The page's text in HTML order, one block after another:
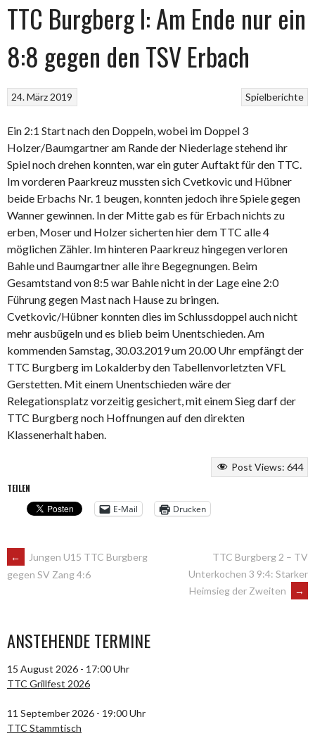
TTC Burgberg I: Am Ende nur ein
8:8 gegen den TSV Erbach
Spielberichte
24. März 2019
Ein 2:1 Start nach den Doppeln, wobei im Doppel 3
Holzer/Baumgartner am Rande der Niederlage stehend ihr
Spiel noch drehen konnten, war ein guter Auftakt für den TTC.
Im vorderen Paarkreuz mussten sich Cvetkovic und Hübner
beide Erbachs Nr. 1 beugen, konnten jedoch ihre Spiele gegen
Wanner gewinnen. In der Mitte gab es für Erbach nichts zu
erben, Moser und Holzer sicherten hier dem TTC alle 4
möglichen Zähler. Im hinteren Paarkreuz hingegen verloren
Bahle und Baumgartner alle ihre Begegnungen. Beim
Gesamtstand von 8:5 war Bahle nicht in der Lage eine 2:0
Führung gegen Mast nach Hause zu bringen.
Cvetkovic/Hübner konnten dies im Schlussdoppel auch nicht
mehr ausbügeln und es blieb beim Unentschieden. Am
kommenden Samstag, 30.03.2019 um 20.00 Uhr empfängt der
TTC Burgberg im Lokalderby den Tabellenvorletzten VFL
Gerstetten. Mit einem Unentschieden wäre der
Relegationsplatz vorzeitig gesichert, mit einem Sieg darf der
TTC Burgberg noch Hoffnungen auf den direkten
Klassenerhalt haben.
Post Views: 644
TEILEN
E-Mail
Drucken
ARTIKEL-
←
Jungen U15 TTC Burgberg
gegen SV Zang 4:6
TTC Burgberg 2 – TV
Unterkochen 3 9:4: Starker
Heimsieg der Zweiten
→
ANSTEHENDE TERMINE
15 August 2026 - 17:00 Uhr
TTC Grillfest 2026
11 September 2026 - 19:00 Uhr
TTC Stammtisch